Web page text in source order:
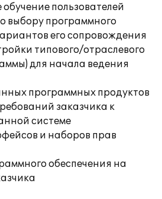
пользователей
выбору программного
его сопровождения
типового/отраслевого
для начала ведения
программных продуктов
заказчика к
системе
и наборов прав
обеспечения на